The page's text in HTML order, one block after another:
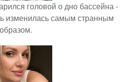
головой о дно бассейна -
изменилась самым странным
образом.